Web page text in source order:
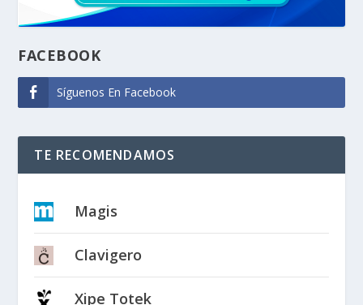
FACEBOOK
Síguenos En Facebook
TE RECOMENDAMOS
Magis
Clavigero
Xipe Totek